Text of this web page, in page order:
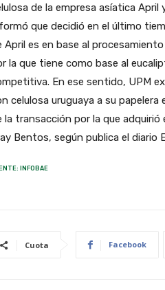
de la empresa asíatica
que decidió en el último
April es en base al
la que tiene como base al
En ese sentido, UPM
celulosa uruguaya a su
la transacción por la que
Bentos, según publica el diario
INFOBAE
Cuota Facebook